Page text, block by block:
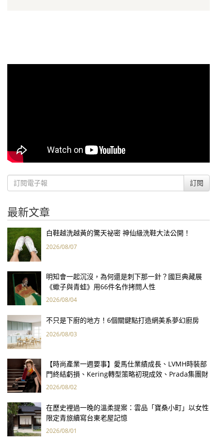
訂閱
最新文章
白鞋越洗越黃的驚天祕密 神仙級洗鞋大法公開！
2026/08/07
明知會一起沉沒，為何還是刺下那一針？國巨典藏展
《蠍子與青蛙》用66件名作拷問人性
2026/08/04
不只是下廚的地方！6個關鍵點打造網美系夢幻廚房
2026/08/03
【時尚產業一週要事】愛馬仕業績成長、LVMH時裝部
門終結虧損、Kering轉型策略初現成效、Prada集團財
報亮眼
2026/08/02
在歷史裡過一晚的溫柔提案：雲品「寶桑小町」以女性
限定青旅續寫台東老屋記憶
2026/08/01